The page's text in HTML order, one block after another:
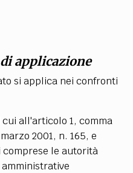
applicazione
si applica nei confronti
all'articolo 1, comma
2001, n. 165, e
comprese le autorità